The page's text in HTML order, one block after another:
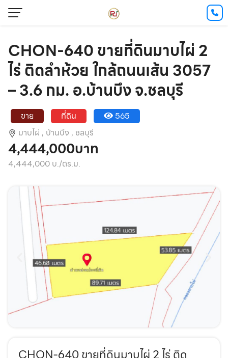
CHON-640 ขายที่ดินมาบไผ่ 2
ไร่ ติดลำห้วย ใกล้ถนนเส้น 3057
– 3.6 กม. อ.บ้านบึง จ.ชลบุรี
ขาย ที่ดิน
565
มาบไผ่ , บ้านบึง , ชลบุรี
4,444,000บาท
4,444,000 บ./ตร.ม.